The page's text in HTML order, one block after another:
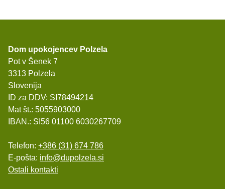
Dom upokojencev Polzela
Pot v Šenek 7
3313 Polzela
Slovenija
ID za DDV: SI78494214
Mat št.: 5055903000
IBAN.: SI56 01100 6030267709
Telefon: +386 (31) 674 786
E-pošta: info@dupolzela.si
Ostali kontakti